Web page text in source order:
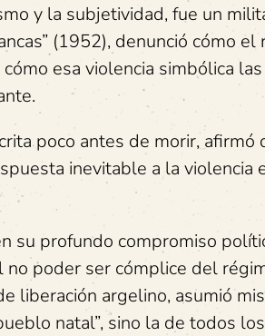
y la subjetividad, fue un
(1952), denunció cómo el
esa violencia simbólica
poco antes de morir,
inevitable a la
su profundo compromiso
poder ser cómplice del
liberación argelino, asumió
natal”, sino la de todos